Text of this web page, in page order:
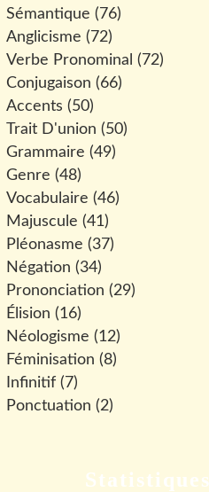
Sémantique (76)
Anglicisme (72)
Verbe Pronominal (72)
Conjugaison (66)
Accents (50)
Trait D'union (50)
Grammaire (49)
Genre (48)
Vocabulaire (46)
Majuscule (41)
Pléonasme (37)
Négation (34)
Prononciation (29)
Élision (16)
Néologisme (12)
Féminisation (8)
Infinitif (7)
Ponctuation (2)
Statistiques